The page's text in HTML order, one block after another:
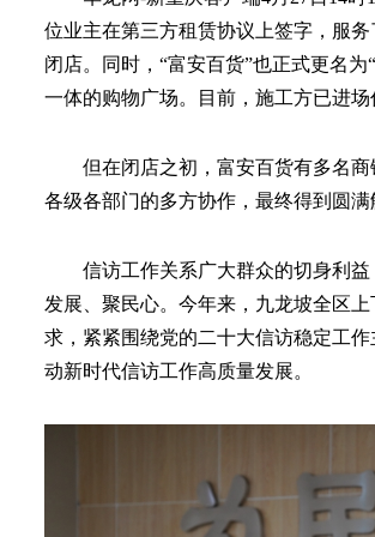
位业主在第三方租赁协议上签字，服
闭店。同时，“富安百货”也正式更名
一体的购物广场。目前，施工方已进
但在闭店之初，富安百货有多名
各级各部门的多方协作，最终得到圆满
信访工作关系广大群众的切身利
发展、聚民心。今年来，九龙坡全区
求，紧紧围绕党的二十大信访稳定工
动新时代信访工作高质量发展。